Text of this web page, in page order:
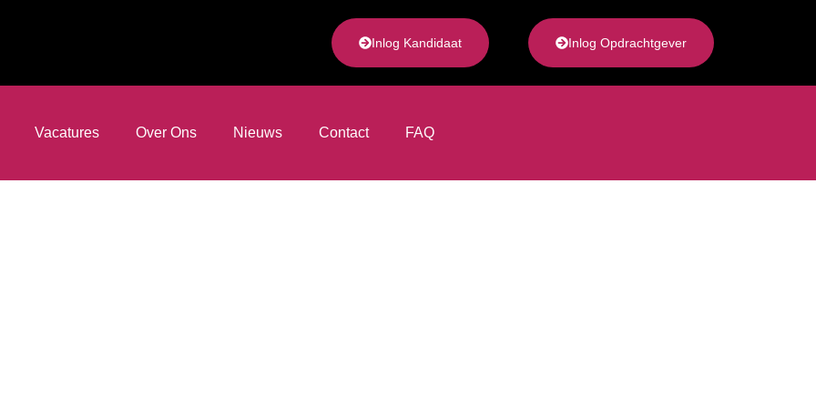
Inlog Kandidaat Inlog Opdrachtgever
Vacatures Over Ons Nieuws Contact FAQ